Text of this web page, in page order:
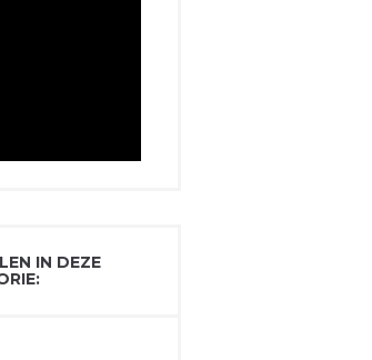
IN DEZE